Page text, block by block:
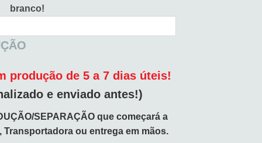
branco!
produção de 5 a 7 dias úteis!
e enviado antes!)
SEPARAÇÃO que começará a
ou entrega em mãos.